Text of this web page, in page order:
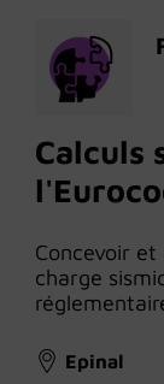
Calculs
Concevoir
charge
Epinal